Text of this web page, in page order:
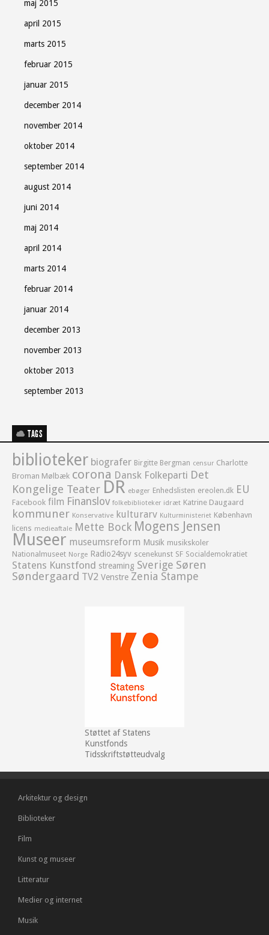
maj 2015
april 2015
marts 2015
februar 2015
januar 2015
december 2014
november 2014
oktober 2014
september 2014
august 2014
juni 2014
maj 2014
april 2014
marts 2014
februar 2014
januar 2014
december 2013
november 2013
oktober 2013
september 2013
TAGS
biblioteker biografer Birgitte Bergman censur Charlotte
Broman Mølbæk corona Dansk Folkeparti Det
Kongelige Teater DR ebøger Enhedslisten ereolen.dk EU
Facebook film Finanslov folkebiblioteker idræt Katrine Daugaard
kommuner Konservative kulturarv Kulturministeriet København
licens medieaftale Mette Bock Mogens Jensen
Museer museumsreform Musik musikskoler
Nationalmuseet Norge Radio24syv scenekunst SF Socialdemokratiet
Statens Kunstfond streaming Sverige Søren
Søndergaard TV2 Venstre Zenia Stampe
Støttet af Statens
Kunstfonds
Tidsskriftstøtteudvalg
Arkitektur og design
Biblioteker
Film
Kunst og museer
Litteratur
Medier og internet
Musik